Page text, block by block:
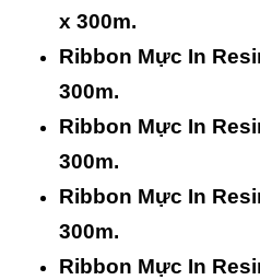
x 300m.
Ribbon Mực In
300m.
Ribbon Mực In
300m.
Ribbon Mực In
300m.
Ribbon Mực In